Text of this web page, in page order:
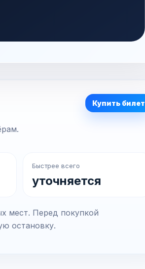
Купить билет
Быстрее всего
уточняется
мест. Перед покупкой
остановку.